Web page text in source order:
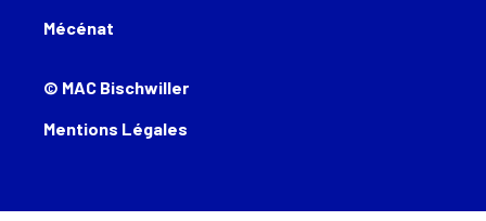
Mécénat
© MAC Bischwiller
Mentions Légales